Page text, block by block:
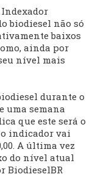
Indexador
biodiesel não só
baixos
ainda por
nível mais
durante o
uma semana
que este será o
indicador vai
A última vez
do nível atual
BiodieselBR